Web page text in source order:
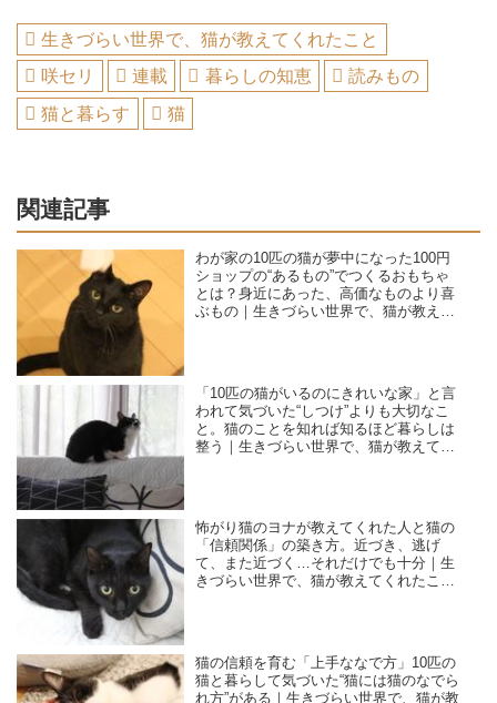
生きづらい世界で、猫が教えてくれたこと
咲セリ
連載 暮らしの知恵
読みもの
猫と暮らす
猫
関連記事
わが家の10匹の猫が夢中になった100円
ショップの“あるもの”でつくるおもちゃ
とは？身近にあった、高価なものより喜
ぶもの｜生きづらい世界で、猫が教えて
「10匹の猫がいるのにきれいな家」と言
われて気づいた“しつけ”よりも大切なこ
と。猫のことを知れば知るほど暮らしは
整う｜生きづらい世界で、猫が教えてく
怖がり猫のヨナが教えてくれた人と猫の
「信頼関係」の築き方。近づき、逃げ
て、また近づく…それだけでも十分｜生
きづらい世界で、猫が教えてくれたこと
猫の信頼を育む「上手ななで方」10匹の
猫と暮らして気づいた“猫には猫のなでら
れ方”がある｜生きづらい世界で、猫が教